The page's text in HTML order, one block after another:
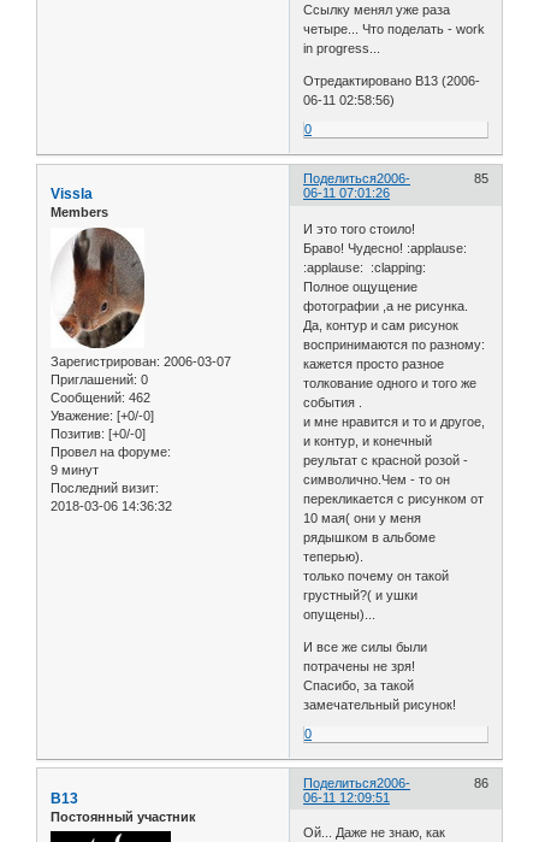
Ссылку менял уже раза
четыре... Что поделать - work
in progress...
Отредактировано B13 (2006-
06-11 02:58:56)
0
Поделиться 85
2006-
06-11 07:01:26
Vissla
Members
Зарегистрирован: 2006-03-07
Приглашений: 0
Сообщений: 462
Уважение: [+0/-0]
Позитив: [+0/-0]
Провел на форуме:
9 минут
Последний визит:
2018-03-06 14:36:32
И это того стоило!
Браво! Чудесно! :applause:
:applause: :clapping:
Полное ощущение
фотографии ,а не рисунка.
Да, контур и сам рисунок
воспринимаются по разному:
кажется просто разное
толкование одного и того же
события .
и мне нравится и то и другое,
и контур, и конечный
реультат с красной розой -
символично.Чем - то он
перекликается с рисунком от
10 мая( они у меня
рядышком в альбоме
теперью).
только почему он такой
грустный?( и ушки
опущены)...
И все же силы были
потрачены не зря!
Спасибо, за такой
замечательный рисунок!
0
Поделиться 86
2006-
06-11 12:09:51
B13
Постоянный участник
Ой... Даже не знаю, как